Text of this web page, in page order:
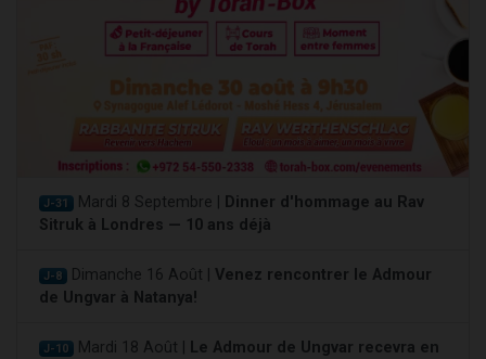
J-31 Mardi 8 Septembre |
Dinner d'hommage au Rav
Sitruk à Londres — 10 ans déjà
J-8 Dimanche 16 Août | Venez rencontrer le Admour
de Ungvar à Natanya!
J-10 Mardi 18 Août |
Le Admour de Ungvar recevra en